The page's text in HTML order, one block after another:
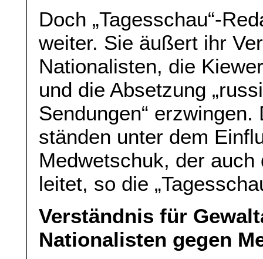
Doch „Tagesschau“-
weiter. Sie äußert ihr
Nationalisten, die
und die Absetzung
Sendungen“
ständen unter dem
Medwetschuk, der auch
leitet, so die
Verständnis für
Nationalisten gegen